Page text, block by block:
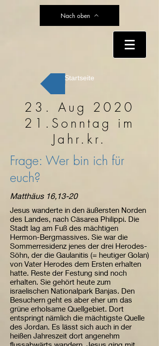
Nach oben
Startseite
23. Aug 2020
21.Sonntag im
Jahr.kr.
Frage: Wer bin ich für
euch?
Matthäus 16,13-20
Jesus wanderte in den äußersten Norden
des Landes, nach Cäsarea Philippi. Die
Stadt lag am Fuß des mächtigen
Hermon-Bergmassives. Sie war die
Sommerresidenz jenes der drei Herodes-
Söhn, der die Gaulanitis (= heutiger Golan)
von Vater Herodes dem Ersten erhalten
hatte. Reste der Festung sind noch
erhalten. Sie gehört heute zum
israelischen Nationalpark Banjas. Den
Besuchern geht es aber eher um das
grüne erholsame Quellgebiet. Dort
entspringt nämlich die mächtigste Quelle
des Jordan. Es lässt sich auch in der
heißen Jahreszeit dort angenehm